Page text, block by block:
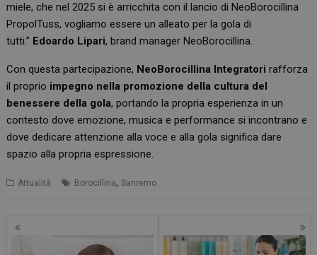
miele, che nel 2025 si è arricchita con il lancio di NeoBorocillina
PropolTuss, vogliamo essere un alleato per la gola di
tutti.” Edoardo Lipari, brand manager NeoBorocillina.
Con questa partecipazione, NeoBorocillina Integratori rafforza
il proprio impegno nella promozione della cultura del
benessere della gola, portando la propria esperienza in un
contesto dove emozione, musica e performance si incontrano e
dove dedicare attenzione alla voce e alla gola significa dare
spazio alla propria espressione.
Attualità Borocillina,Sanremo
Navigazione
articoli